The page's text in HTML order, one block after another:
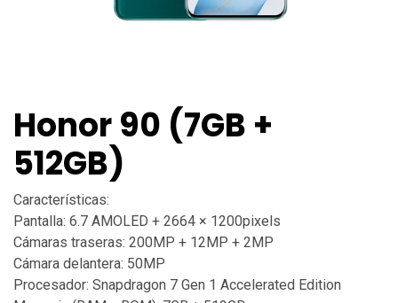
Honor 90 (7GB +
512GB)
Características:
Pantalla: 6.7 AMOLED + 2664 × 1200pixels
Cámaras traseras: 200MP + 12MP + 2MP
Cámara delantera: 50MP
Procesador: Snapdragon 7 Gen 1 Accelerated Edition